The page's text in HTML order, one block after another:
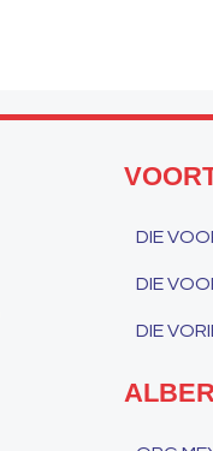
DIE
DIE
DIE